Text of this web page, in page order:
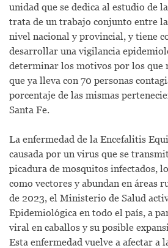
unidad que se dedica al estudio de
trata de un trabajo conjunto entre
nivel nacional y provincial, y tiene
desarrollar una vigilancia
determinar los motivos por los que
que ya lleva con 70 personas
porcentaje de las mismas
Santa Fe.
La enfermedad de la Encefalitis
causada por un virus que se
picadura de mosquitos infectados,
como vectores y abundan en áreas
de 2023, el Ministerio de Salud
Epidemiológica en todo el país, a
viral en caballos y su posible
Esta enfermedad vuelve a afectar a